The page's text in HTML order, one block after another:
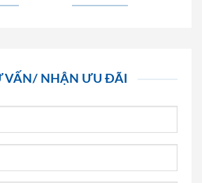
VẤN/ NHẬN ƯU ĐÃI